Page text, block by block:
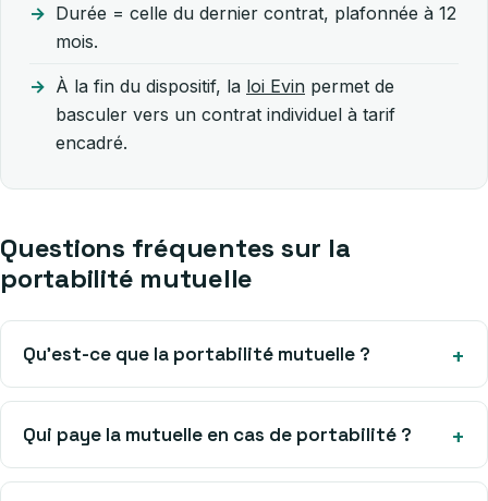
Durée = celle du dernier contrat, plafonnée à 12
mois.
À la fin du dispositif, la loi Evin permet de
basculer vers un contrat individuel à tarif
encadré.
Questions fréquentes sur la
portabilité mutuelle
Qu’est-ce que la portabilité mutuelle ?
Qui paye la mutuelle en cas de portabilité ?